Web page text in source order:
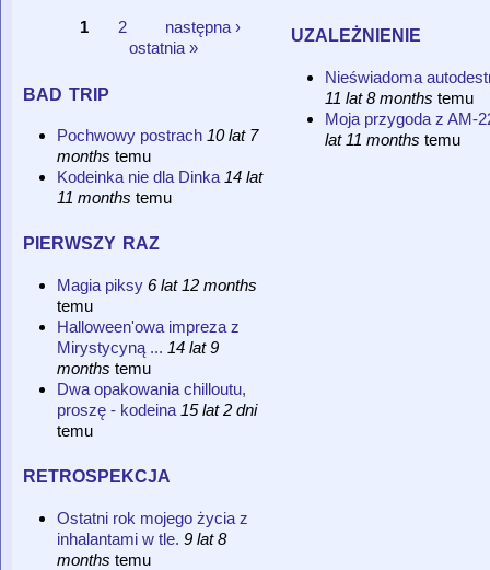
1 2
następna ›
ostatnia »
bad trip
Pochwowy postrach 10 lat 7
months temu
Kodeinka nie dla Dinka 14 lat
11 months temu
pierwszy raz
Magia piksy 6 lat 12 months
temu
Halloween'owa impreza z
Mirystycyną ... 14 lat 9
months temu
Dwa opakowania chilloutu,
proszę - kodeina 15 lat 2 dni
temu
retrospekcja
Ostatni rok mojego życia z
inhalantami w tle. 9 lat 8
months temu
uzależnienie
Nieświadoma
11 lat 8 months temu
Moja przygoda z AM-
lat 11 months temu